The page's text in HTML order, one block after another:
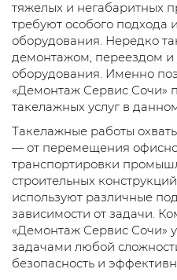
тяжелых и негабаритных
требуют особого подхода
оборудования. Нередко
демонтажом, переездом и
оборудования. Именно
«Демонтаж Сервис Сочи»
такелажных услуг в
Такелажные работы
— от перемещения
транспортировки
строительных
используют различные
зависимости от задачи.
«Демонтаж Сервис Сочи»
задачами любой
безопасность и